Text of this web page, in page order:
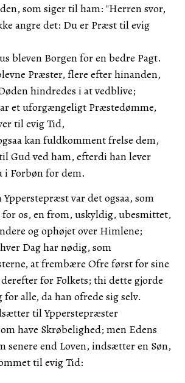
som siger til ham: "Herren svor,
angre det: Du er Præst til evig
bleven Borgen for en bedre Pagt.
Præster, flere efter hinanden,
hindredes i at vedblive;
et uforgængeligt Præstedømme,
til evig Tid,
kan fuldkomment frelse dem,
Gud ved ham, efterdi han lever
i Forbøn for dem.
Ypperstepræst var det ogsaa, som
for os, en from, uskyldig, ubesmittet,
og ophøjet over Himlene;
Dag har nødig, som
at frembære Ofre først for sine
derefter for Folkets; thi dette gjorde
for alle, da han ofrede sig selv.
til Ypperstepræster
have Skrøbelighed; men Edens
senere end Loven, indsætter en Søn,
til evig Tid: